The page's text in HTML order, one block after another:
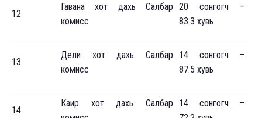
12
Гавана хот дахь Салбар
комисс
20 сонгогч –
83.3 хувь
13
Дели хот дахь Салбар
комисс
14 сонгогч –
87.5 хувь
14
Каир хот дахь Салбар
14 сонгогч –